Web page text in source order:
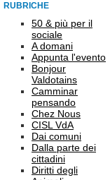
RUBRICHE
50 & più per il
sociale
A domani
Appunta l'evento
Bonjour
Valdotains
Camminar
pensando
Chez Nous
CISL VdA
Dai comuni
Dalla parte dei
cittadini
Diritti degli